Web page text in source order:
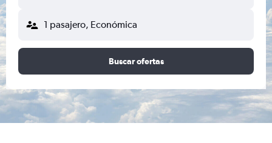
1 pasajero, Económica
Buscar ofertas